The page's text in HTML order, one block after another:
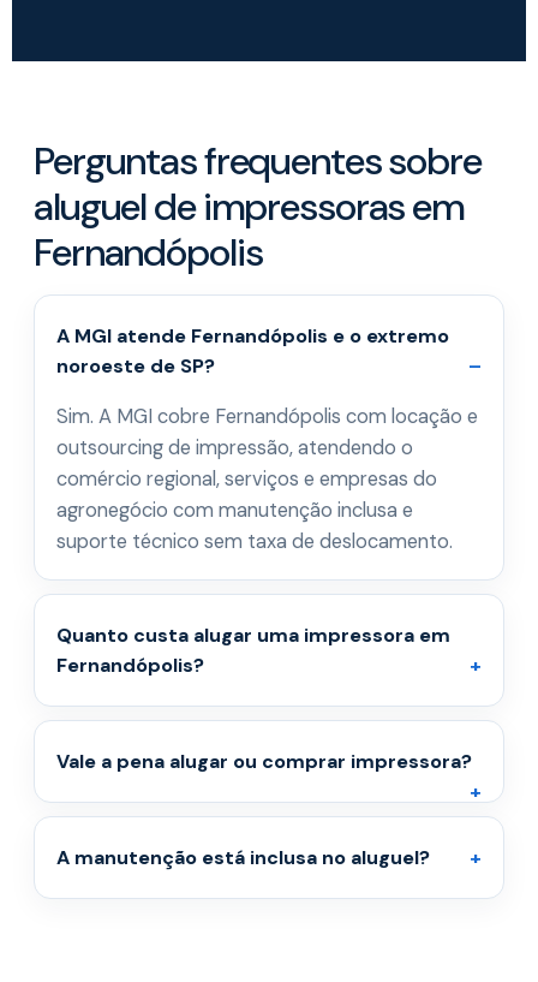
Perguntas frequentes sobre
aluguel de impressoras em
Fernandópolis
A MGI atende Fernandópolis e o extremo
noroeste de SP?
Sim. A MGI cobre Fernandópolis com locação e
outsourcing de impressão, atendendo o
comércio regional, serviços e empresas do
agronegócio com manutenção inclusa e
suporte técnico sem taxa de deslocamento.
Quanto custa alugar uma impressora em
Fernandópolis?
Vale a pena alugar ou comprar impressora?
A manutenção está inclusa no aluguel?